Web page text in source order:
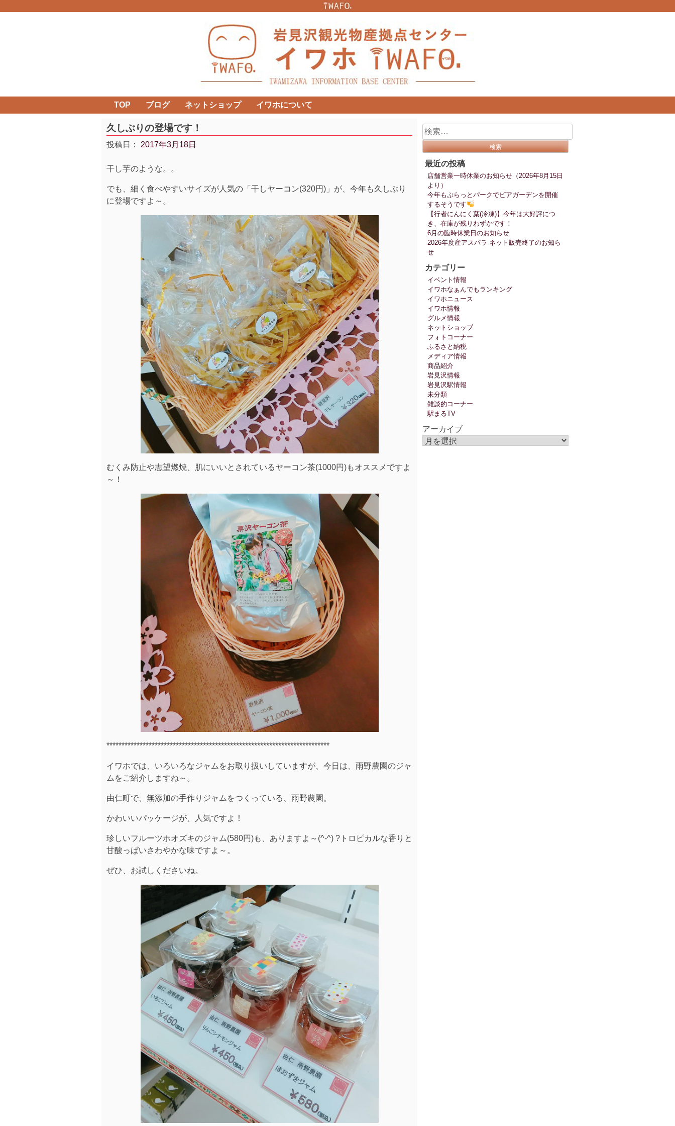
TOP ブログ ネットショップ イワホについて
久しぶりの登場です！
投稿日： 2017年3月18日
干し芋のような。。
でも、細く食べやすいサイズが人気の「干しヤーコン(320円)」が、今年も久しぶり
に登場ですよ～。
むくみ防止や志望燃焼、肌にいいとされているヤーコン茶(1000円)もオススメですよ
～！
**************************************************************************
イワホでは、いろいろなジャムをお取り扱いしていますが、今日は、雨野農園のジャ
ムをご紹介しますね～。
由仁町で、無添加の手作りジャムをつくっている、雨野農園。
かわいいパッケージが、人気ですよ！
珍しいフルーツホオズキのジャム(580円)も、ありますよ～(^-^) ?トロピカルな香りと
甘酸っぱいさわやかな味ですよ～。
ぜひ、お試しくださいね。
検
索:
最近の投稿
店舗営業一時休業のお知らせ（2026年8月15日
より）
今年もぷらっとパークでビアガーデンを開催
するそうです
【行者にんにく葉(冷凍)】今年は大好評につ
き、在庫が残りわずかです！
6月の臨時休業日のお知らせ
2026年度産アスパラ ネット販売終了のお知ら
せ
カテゴリー
イベント情報
イワホなぁんでもランキング
イワホニュース
イワホ情報
グルメ情報
ネットショップ
フォトコーナー
ふるさと納税
メディア情報
商品紹介
岩見沢情報
岩見沢駅情報
未分類
雑談的コーナー
駅まるTV
アーカイブ